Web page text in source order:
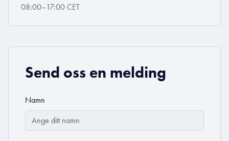
08:00–17:00 CET
Send oss en melding
Namn